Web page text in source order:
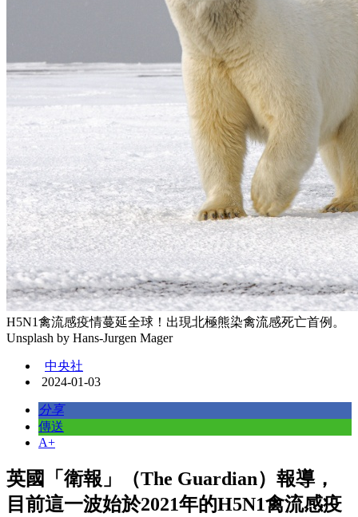
H5N1禽流感疫情蔓延全球！出現北極熊染禽流感死亡首例。
Unsplash by Hans-Jurgen Mager
中央社
2024-01-03
分享
傳送
A+
英國「衛報」（The Guardian）報導，
目前這一波始於2021年的H5N1禽流感疫